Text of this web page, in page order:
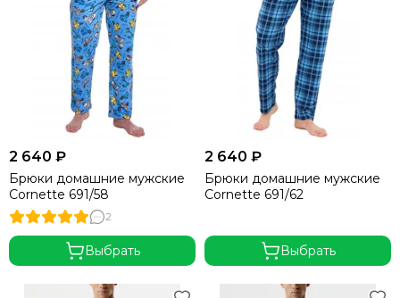
2 640 ₽
Брюки домашние мужские
Cornette 691/58
2
Выбрать
2 640 ₽
Брюки домашние мужские
Cornette 691/62
Выбрать